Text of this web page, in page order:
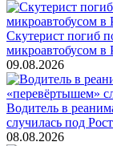
Скутерист погиб
микроавтобусом в
09.08.2026
Водитель в
случилась под
08.08.2026